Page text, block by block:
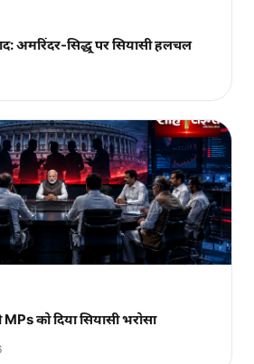
अमरिंदर-सिद्धू पर सियासी हलचल
MPs को दिया सियासी भरोसा